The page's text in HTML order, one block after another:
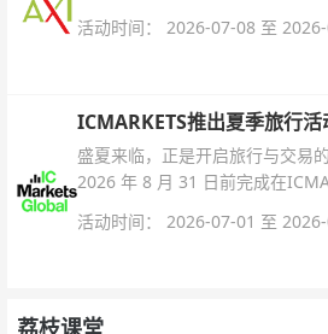
活动时间： 2026-07-08 至
ICMARKETS推出夏季旅行活
盛夏来临，正是开启旅行与交易
2026 年 8 月 31 日前完成在
活动时间： 2026-07-01 至
荔枝课堂